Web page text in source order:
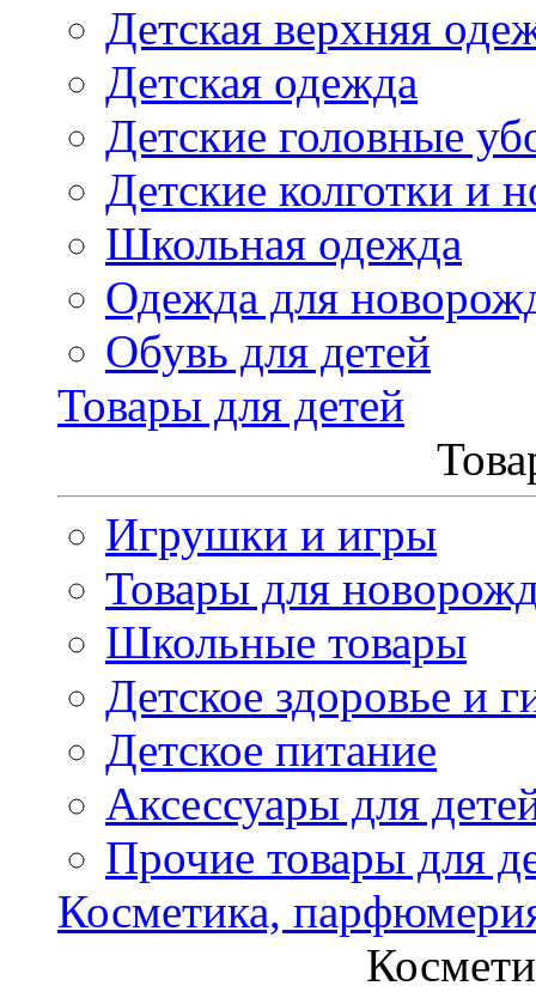
Детская верхняя
Детская одежда
Детские головные
Детские колготки и
Школьная одежда
Одежда для
Обувь для детей
Товары для детей
Игрушки и игры
Товары для
Школьные товары
Детское здоровье и
Детское питание
Аксессуары для
Прочие товары для
Косметика,